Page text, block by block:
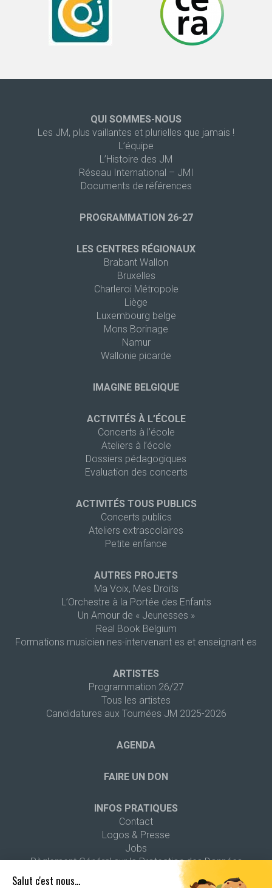
Salut c'est nous...
QUI SOMMES-NOUS
Les JM, plus vaillantes et plurielles que jamais !
L’équipe
L’Histoire des JM
Réseau International – JMI
Documents de références
PROGRAMMATION 26-27
LES CENTRES RÉGIONAUX
Brabant Wallon
Bruxelles
Charleroi Métropole
Liège
Luxembourg belge
Mons Borinage
Namur
Wallonie picarde
IMAGINE BELGIQUE
ACTIVITÉS À L’ÉCOLE
Concerts à l’école
Ateliers à l’école
Dossiers pédagogiques
Evaluation des concerts
ACTIVITÉS TOUS PUBLICS
Concerts publics
Ateliers extrascolaires
Petite enfance
AUTRES PROJETS
Ma Voix, Mes Droits
L’Orchestre à la Portée des Enfants
Un Amour de « Jeunesses »
Real Book Belgium
Formations musicien·nes-intervenant·es et enseignant·es
ARTISTES
Programmation 26/27
Tous les artistes
Candidatures aux Tournées JM 2025-2026
AGENDA
FAIRE UN DON
INFOS PRATIQUES
Contact
Logos & Presse
Jobs
Règlement Général sur la Protection des Données